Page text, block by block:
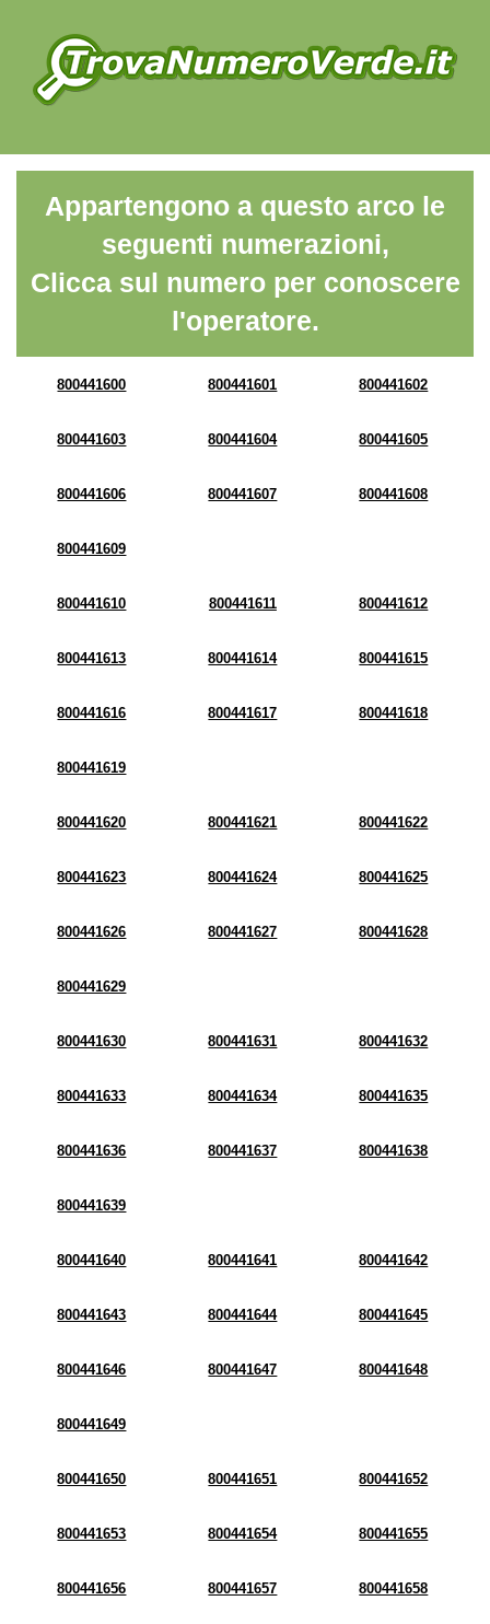
Appartengono a questo arco le
seguenti numerazioni,
Clicca sul numero per conoscere
l'operatore.
800441600 800441601 800441602
800441603 800441604 800441605
800441606 800441607 800441608
800441609
800441610 800441611 800441612
800441613 800441614 800441615
800441616 800441617 800441618
800441619
800441620 800441621 800441622
800441623 800441624 800441625
800441626 800441627 800441628
800441629
800441630 800441631 800441632
800441633 800441634 800441635
800441636 800441637 800441638
800441639
800441640 800441641 800441642
800441643 800441644 800441645
800441646 800441647 800441648
800441649
800441650 800441651 800441652
800441653 800441654 800441655
800441656 800441657 800441658